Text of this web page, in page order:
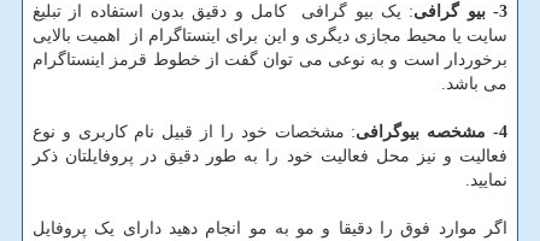
3- بیو گرافی
: یک بیو گرافی کامل و دقیق بدون استفاده از تبلیغ
سایت یا محیط مجازی دیگری و این برای اینستاگرام از اهمیت بالایی
برخوردار است و به نوعی می توان گفت از خطوط قرمز اینستاگرام
می باشد.
4- مشخصه بیوگرافی
: مشخصات خود را از قبیل نام کاربری و نوع
فعالیت و نیز محل فعالیت خود را به طور دقیق در پروفایلتان ذکر
نمایید.
اگر موارد فوق را دقیقا و مو به مو انجام دهید دارای یک پروفایل